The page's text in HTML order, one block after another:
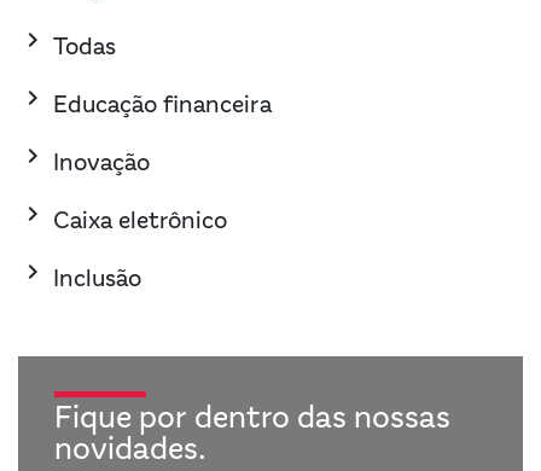
keyboard_arrow_right Todas
keyboard_arrow_right Educação financeira
keyboard_arrow_right Inovação
keyboard_arrow_right Caixa eletrônico
keyboard_arrow_right Inclusão
Fique por dentro das nossas
novidades.